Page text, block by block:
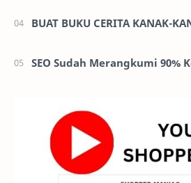
BUAT BUKU CERITA KANAK-
SEO Sudah Merangkumi 90%